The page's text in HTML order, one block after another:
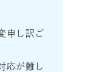
申し訳ご
応が難し